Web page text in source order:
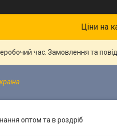
Ціни на
час. Замовлення та
оптом та в роздріб